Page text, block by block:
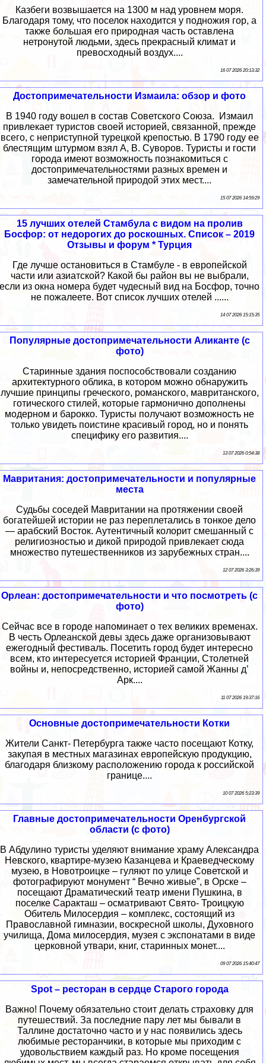
Казбеги возвышается на 1300 м над уровнем моря.
Благодаря тому, что поселок находится у подножия гор, а
также большая его природная часть оставлена
нетронутой людьми, здесь прекрасный климат и
превосходный воздух....
16 07 2026 20:13:32
Достопримечательности Измаила: обзор и фото
В 1940 году вошел в состав Советского Союза. Измаил
привлекает туристов своей историей, связанной, прежде
всего, с неприступной турецкой крепостью. В 1790 году ее
блестящим штурмом взял А, В. Суворов. Туристы и гости
города имеют возможность познакомиться с
достопримечательностями разных времен и
замечательной природой этих мест....
15 07 2026 14:59:29
15 лучших отелей Стамбула с видом на пролив
Босфор: от недорогих до роскошных. Список – 2019
Отзывы и форум * Турция
Где лучше остановиться в Стамбуле - в европейской
части или азиатской? Какой бы район вы не выбрали,
если из окна номера будет чудесный вид на Босфор, точно
не пожалеете. Вот список лучших отелей ......
14 07 2026 15:15:35
Популярные достопримечательности Аликанте (с
фото)
Старинные здания поспособствовали созданию
архитектурного облика, в котором можно обнаружить
лучшие принципы греческого, романского, мавританского,
готического стилей, которые гармонично дополнены
модерном и барокко. Туристы получают возможность не
только увидеть поистине красивый город, но и понять
специфику его развития....
13 07 2026 0:54:38
Мавритания: достопримечательности и популярные
места
Судьбы соседей Мавритании на протяжении своей
богатейшей истории не раз переплетались в тонкое дело
— арабский Восток. Аутентичный колорит смешанный с
религиозностью и дикой природой привлекает сюда
множество путешественников из зарубежных стран....
12 07 2026 3:26:39
Орлеан: достопримечательности и что посмотреть (с
фото)
Сейчас все в городе напоминает о тех великих временах.
В честь Орлеанской девы здесь даже организовывают
ежегодный фестиваль. Посетить город будет интересно
всем, кто интересуется историей Франции, Столетней
войны и, непосредственно, историей самой Жанны д’
Арк....
11 07 2026 19:37:16
Основные достопримечательности Котки
Жители Санкт- Петербурга также часто посещают Котку,
закупая в местных магазинах европейскую продукцию,
благодаря близкому расположению города к российской
границе....
10 07 2026 5:23:39
Главные достопримечательности Оренбургской
области (с фото)
В Абдулино туристы уделяют внимание храму Александра
Невского, квартире-музею Казанцева и Краеведческому
музею, в Новотроицке – гуляют по улице Советской и
фотографируют монумент “ Вечно живые”, в Орске –
посещают Драматический театр имени Пушкина, в
поселке Саракташ – осматривают Свято- Троицкую
Обитель Милосердия – комплекс, состоящий из
Православной гимназии, воскресной школы, Духовного
училища, Дома милосердия, музея с экспонатами в виде
церковной утвари, книг, старинных монет....
09 07 2026 15:40:47
Spot – ресторан в сердце Старого города
Важно! Почему обязательно стоит делать страховку для
путешествий. За последние пару лет мы бывали в
Таллине достаточно часто и у нас появились здесь
любимые ресторанчики, в которые мы приходим с
удовольствием каждый раз. Но кроме посещения